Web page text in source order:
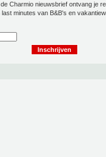
Charmio nieuwsbrief ontvang je
minutes van B&B's en